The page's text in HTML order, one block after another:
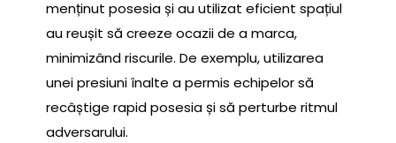
menținut posesia și au utilizat eficient spațiul
au reușit să creeze ocazii de a marca,
minimizând riscurile. De exemplu, utilizarea
unei presiuni înalte a permis echipelor să
recâștige rapid posesia și să perturbe ritmul
adversarului.